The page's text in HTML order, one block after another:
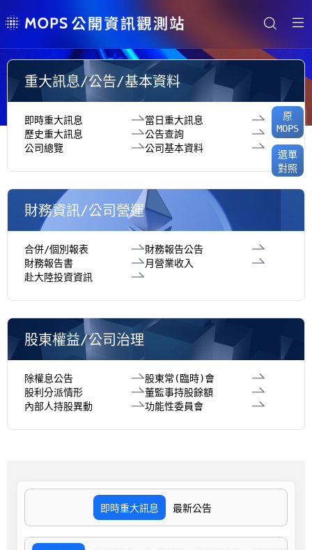
原
MOPS
選單
對照
重大訊息/公告/基本資料
即時重大訊息
當日重大訊息
歷史重大訊息
公告查詢
公司總覽
公司基本資料
財務資訊/公司營運
合併/個別報表
財務報告公告
財務報告書
月營業收入
赴大陸投資資訊
股東權益/公司治理
除權息公告
股東常(臨時)會
股利分派情形
董監事持股餘額
內部人持股異動
功能性委員會
即時重大訊息 最新公告